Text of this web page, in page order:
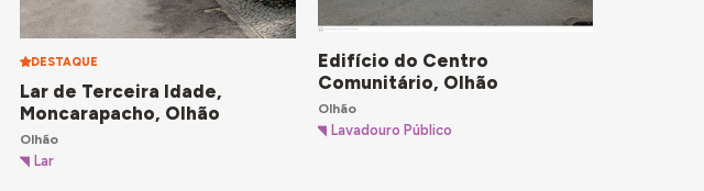
DESTAQUE
Lar de Terceira Idade,
Moncarapacho, Olhão
Olhão
Lar
Edifício do Centro
Comunitário, Olhão
Olhão
Lavadouro Público